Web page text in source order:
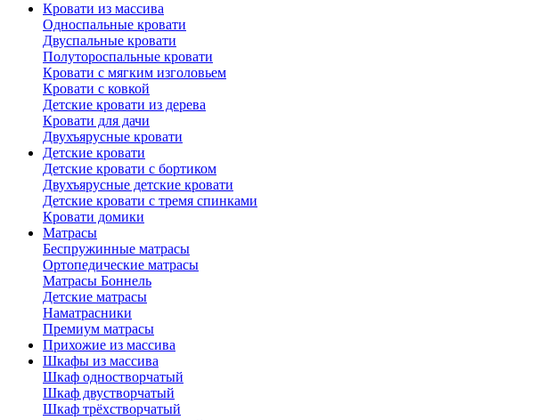
Кровати из массива
Односпальные кровати
Двуспальные кровати
Полутороспальные кровати
Кровати с мягким изголовьем
Кровати с ковкой
Детские кровати из дерева
Кровати для дачи
Двухъярусные кровати
Детские кровати
Детские кровати с бортиком
Двухъярусные детские кровати
Детские кровати с тремя спинками
Кровати домики
Матрасы
Беспружинные матрасы
Ортопедические матрасы
Матрасы Боннель
Детские матрасы
Наматрасники
Премиум матрасы
Прихожие из массива
Шкафы из массива
Шкаф одностворчатый
Шкаф двустворчатый
Шкаф трёхстворчатый